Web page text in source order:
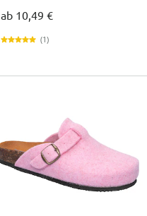
ab 10,49 €
(1)